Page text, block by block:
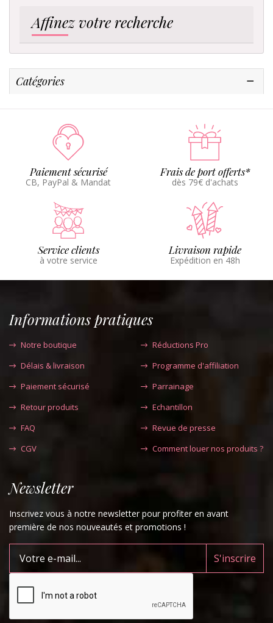
Affinez votre recherche
Catégories
Paiement sécurisé
CB, PayPal & Mandat
Frais de port offerts*
dès 79€ d'achats
Service clients
à votre service
Livraison rapide
Expédition en 48h
Informations pratiques
Notre boutique
Délais & livraison
Paiement sécurisé
Retour produits
FAQ
CGV
Réductions Pro
Programme d'affiliation
Parrainage
Echantillon
Revue de presse
Comment louer nos produits ?
Newsletter
Inscrivez vous à notre newsletter pour profiter en avant
première de nos nouveautés et promotions !